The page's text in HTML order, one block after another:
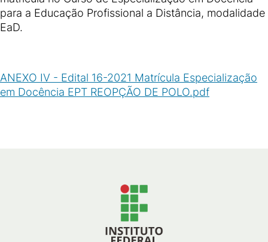
para a Educação Profissional a Distância, modalidade
EaD.
ANEXO IV - Edital 16-2021 Matrícula Especialização
em Docência EPT REOPÇÃO DE POLO.pdf